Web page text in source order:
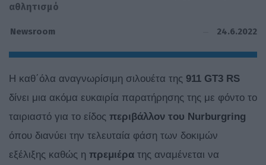
αθλητισμό
Newsroom 24.6.2022
H καθ΄όλα αναγνωρίσιμη σιλουέτα της 911 GT3 RS
δίνει μια ακόμα ευκαιρία παρατήρησης της με φόντο το
ταιριαστό για το είδος περιβάλλον του Nurburgring
όπου διανύει την τελευταία φάση των δοκιμών
εξέλιξης καθώς η πρεμιέρα της αναμένεται να